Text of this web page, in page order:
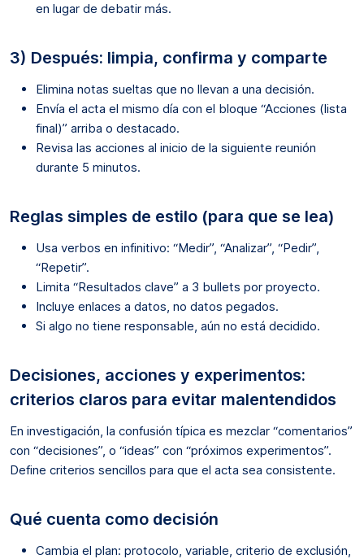
en lugar de debatir más.
3) Después: limpia, confirma y comparte
Elimina notas sueltas que no llevan a una decisión.
Envía el acta el mismo día con el bloque “Acciones (lista
final)” arriba o destacado.
Revisa las acciones al inicio de la siguiente reunión
durante 5 minutos.
Reglas simples de estilo (para que se lea)
Usa verbos en infinitivo: “Medir”, “Analizar”, “Pedir”,
“Repetir”.
Limita “Resultados clave” a 3 bullets por proyecto.
Incluye enlaces a datos, no datos pegados.
Si algo no tiene responsable, aún no está decidido.
Decisiones, acciones y experimentos:
criterios claros para evitar malentendidos
En investigación, la confusión típica es mezclar “comentarios”
con “decisiones”, o “ideas” con “próximos experimentos”.
Define criterios sencillos para que el acta sea consistente.
Qué cuenta como decisión
Cambia el plan: protocolo, variable, criterio de exclusión,